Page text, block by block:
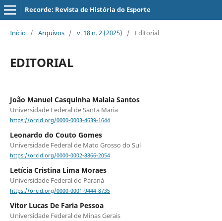
Recorde: Revista de História do Esporte
Início / Arquivos / v. 18 n. 2 (2025) / Editorial
EDITORIAL
João Manuel Casquinha Malaia Santos
Universidade Federal de Santa Maria
https://orcid.org/0000-0003-4639-1644
Leonardo do Couto Gomes
Universidade Federal de Mato Grosso do Sul
https://orcid.org/0000-0002-8866-2054
Letícia Cristina Lima Moraes
Universidade Federal do Paraná
https://orcid.org/0000-0001-9444-8735
Vitor Lucas De Faria Pessoa
Universidade Federal de Minas Gerais